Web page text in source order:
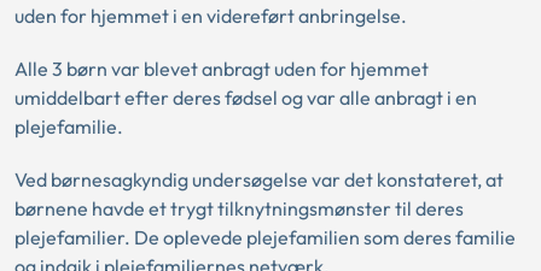
uden for hjemmet i en videreført anbringelse.
Alle 3 børn var blevet anbragt uden for hjemmet
umiddelbart efter deres fødsel og var alle anbragt i en
plejefamilie.
Ved børnesagkyndig undersøgelse var det konstateret, at
børnene havde et trygt tilknytningsmønster til deres
plejefamilier. De oplevede plejefamilien som deres familie
og indgik i plejefamiliernes netværk.